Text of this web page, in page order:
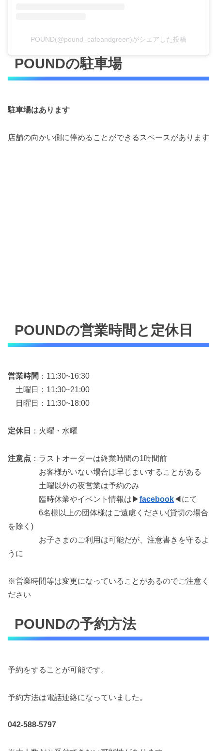
POUND(@pound_cafeandgreen)がシェアした投稿
POUNDの駐車場
駐車場はあります
店舗の向かい側に停めることができるスペースがあります
POUNDの営業時間と定休日
営業時間 ：11:30~16:30
土曜日：11:30~21:00
日曜日：11:30~18:00
定休日 ：火曜・水曜
注意点 ：ラストオーダーは終業時間の1時間前
お客様がいない場合は早じまいすることがある
土曜以外の夜営業は予約のみ
臨時休業やイベント情報は▶facebook◀にて
6名様以上の団体様はご遠慮ください(貸切の場合
を除く)
お子さまのご利用は可能だが、注意書きを守るよ
うに
※営業時間等は変更になっていることがあるのでご注意く
ださい
POUNDの予約方法
予約をすることが可能です。
予約方法は電話連絡になっていました。
042-588-5797